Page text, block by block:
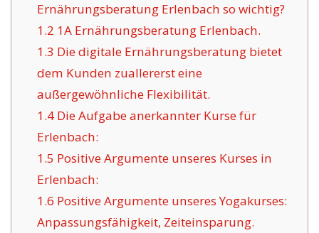
Ernährungsberatung Erlenbach so wichtig?
1.2 1A Ernährungsberatung Erlenbach.
1.3 Die digitale Ernährungsberatung bietet
dem Kunden zuallererst eine
außergewöhnliche Flexibilität.
1.4Die Aufgabe anerkannter Kurse für
Erlenbach:
1.5 Positive Argumente unseres Kurses in
Erlenbach:
1.6 Positive Argumente unseres Yogakurses:
Anpassungsfähigkeit, Zeiteinsparung.